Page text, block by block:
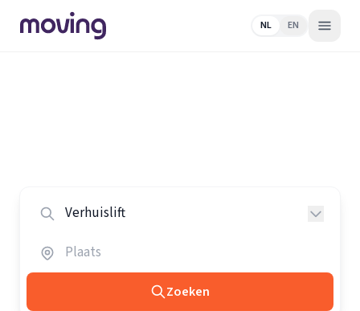
NL EN
Zoeken